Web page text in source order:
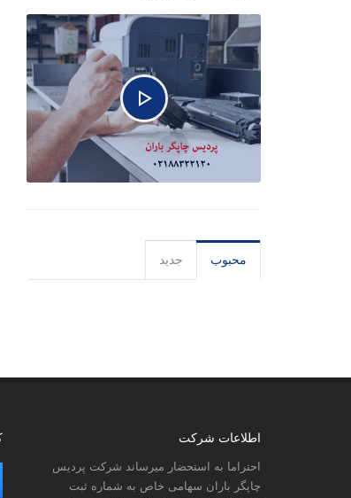
محبوب جدید
اطلاعات شرکت
احتراما به استحضار میرساند شرکت پردیس
چاپگر باران سهامی خاص به شماره ثبت